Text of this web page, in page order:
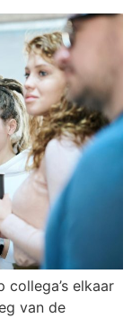
elkaar
van de